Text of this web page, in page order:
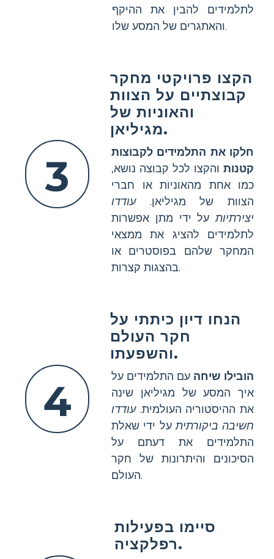
לתלמידים להבין את ההיקף
והאתגרים של המסע שלו.
3
הקצו פרויקטי מחקר
קבוצתיים על הצוות
והאוניות של
מגיליאן.
חלקו את התלמידים לקבוצות
קטנות והקצו לכל קבוצה נושא,
כמו אחת מהאוניות או חברי
הצוות של מגיליאן.עודדו
יצירתיותעל ידי מתן אפשרות
לתלמידים להציג את ממצאי
המחקר שלהם בפוסטרים או
בהצגות קצרות.
4
הנחו דיון כיתתי על
חקר העולם
והשפעתו.
הובילו שיחה עם התלמידים על
איך המסע של מגיליאן שינה
את ההיסטוריה העולמית.עודדו
חשיבה ביקורתיתעל ידי שאלת
התלמידים את דעתם על
הסיכונים והיתרונות של חקר
העולם.
סיימו בפעילות
רפלקציה.